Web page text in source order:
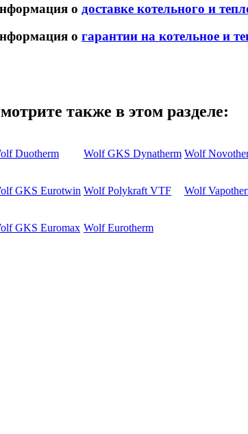
о доставке котельного и
о гарантии на котельное и
также в этом разделе:
Duotherm Wolf GKS Dynatherm Wolf
GKS Eurotwin Wolf Polykraft VTF Wolf
GKS Euromax Wolf Eurotherm